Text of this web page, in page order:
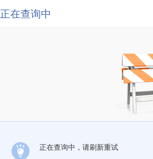
正在查询中
正在查询中，请刷新重试